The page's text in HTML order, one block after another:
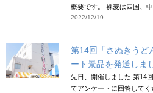
概要です。 裸麦は四国、中
2022/12/19
第14回「さぬきうど
ート景品を発送しま
先日、開催しました 第14
てアンケートに回答して